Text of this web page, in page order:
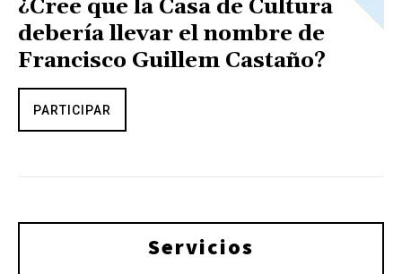
¿Cree que la Casa de Cultura
debería llevar el nombre de
Francisco Guillem Castaño?
PARTICIPAR
Servicios